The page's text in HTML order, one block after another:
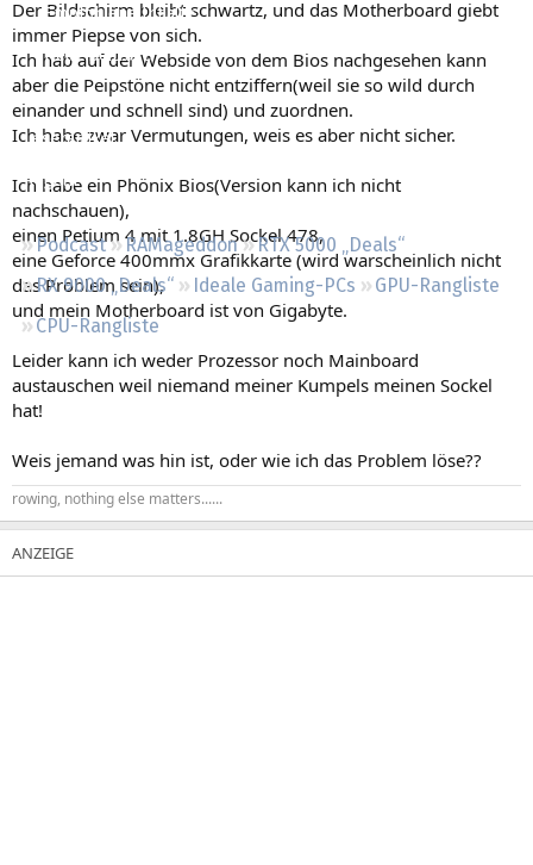
Empfohlene Inhalte
Neue Beiträge
Neueste Aktivitäten
Leserartikel
Regeln
Podcast RAMageddon
RTX 5000 „Deals“
RX 9000 „Deals“
Ideale Gaming-PCs
GPU-Rangliste
CPU-Rangliste
Der Bildschirm bleibt schwartz, und das Motherboard giebt
immer Piepse von sich.
Ich hab auf der Webside von dem Bios nachgesehen kann
aber die Peipstöne nicht entziffern(weil sie so wild durch
einander und schnell sind) und zuordnen.
Ich habe zwar Vermutungen, weis es aber nicht sicher.
Ich habe ein Phönix Bios(Version kann ich nicht
nachschauen),
einen Petium 4 mit 1.8GH Sockel 478,
eine Geforce 400mmx Grafikkarte (wird warscheinlich nicht
das Problem sein),
und mein Motherboard ist von Gigabyte.
Leider kann ich weder Prozessor noch Mainboard
austauschen weil niemand meiner Kumpels meinen Sockel
hat!
Weis jemand was hin ist, oder wie ich das Problem löse??
rowing, nothing else matters......